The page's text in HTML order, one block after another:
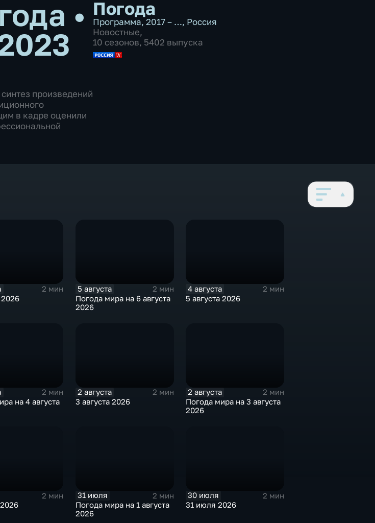
•
произведений
в кадре оценили
Погода
Программа, 2017 – …, Россия
Новостные,
10 сезонов, 5402 выпуска
2 мин
2026
5 августа
2 мин
Погода мира на 6 августа
2026
4 августа
2 мин
5 августа 2026
2 мин
на 4 августа
2 августа
2 мин
3 августа 2026
2 августа
2 мин
Погода мира на 3 августа
2026
2 мин
2026
31 июля
2 мин
Погода мира на 1 августа
2026
30 июля
2 мин
31 июля 2026